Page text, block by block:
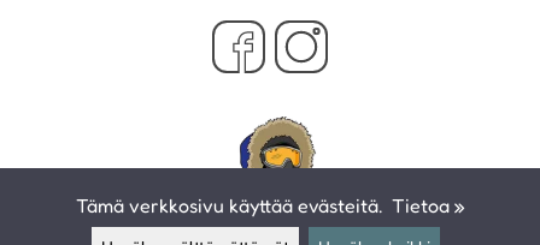
Tämä verkkosivu käyttää evästeitä. Tietoa »